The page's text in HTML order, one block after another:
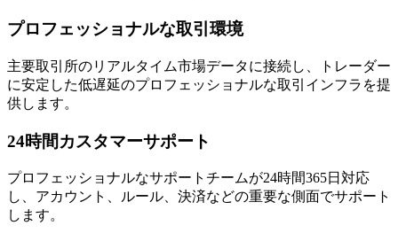
プロフェッショナルな取引環境
主要取引所のリアルタイム市場データに接続し、トレーダー
に安定した低遅延のプロフェッショナルな取引インフラを提
供します。
24時間カスタマーサポート
プロフェッショナルなサポートチームが24時間365日対応
し、アカウント、ルール、決済などの重要な側面でサポート
します。